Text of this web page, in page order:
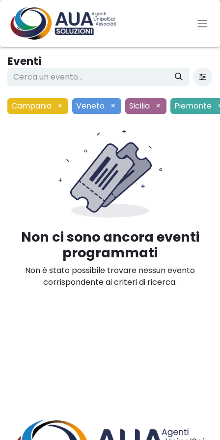
Eventi
Campania × Veneto × Sicilia × Piemonte
Non ci sono ancora eventi
programmati
Non è stato possibile trovare nessun evento
corrispondente ai criteri di ricerca.